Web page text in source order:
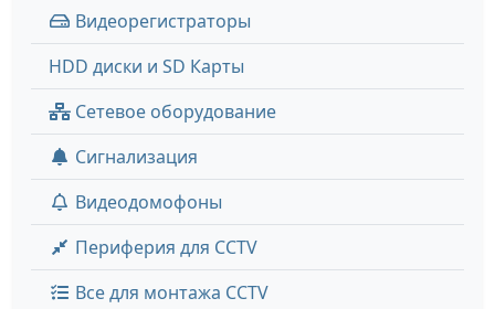
Видеорегистраторы
HDD диски и SD Карты
Сетевое оборудование
Сигнализация
Видеодомофоны
Периферия для CCTV
Все для монтажа CCTV